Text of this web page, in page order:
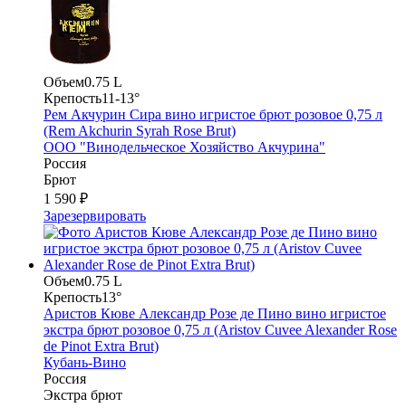
Объем0.75 L
Крепость11-13°
Рем Акчурин Сира вино игристое брют розовое 0,75 л
(Rem Akchurin Syrah Rose Brut)
ООО "Винодельческое Хозяйство Акчурина"
Россия
Брют
1 590 ₽
Зарезервировать
Объем0.75 L
Крепость13°
Аристов Кюве Александр Розе де Пино вино игристое
экстра брют розовое 0,75 л (Aristov Cuvee Alexander Rose
de Pinot Extra Brut)
Кубань-Вино
Россия
Экстра брют